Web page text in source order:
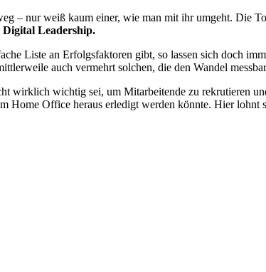
– nur weiß kaum einer, wie man mit ihr umgeht. Die
Digital Leadership.
Liste an Erfolgsfaktoren gibt, so lassen sich doch
auch vermehrt solchen, die den Wandel
wirklich wichtig sei, um Mitarbeitende zu rekrutieren
Home Office heraus erledigt werden könnte. Hier